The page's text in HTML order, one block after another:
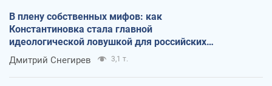
В плену собственных мифов: как
Константиновка стала главной
идеологической ловушкой для российских
оккупантов
Дмитрий Снегирев 3,1 т.